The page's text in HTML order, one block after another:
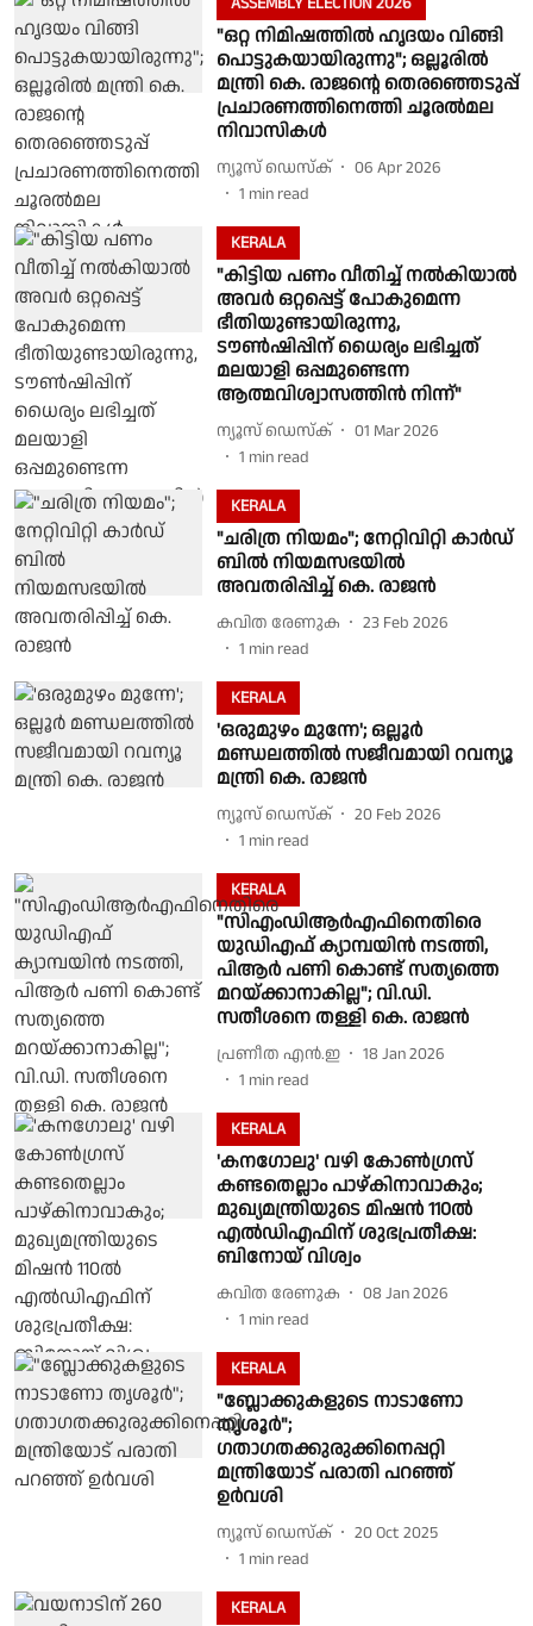
"ഒറ്റ നിമിഷത്തില്‍ ഹൃദയം വിങ്ങി
പൊട്ടുകയായിരുന്നു"; ഒല്ലൂരിൽ
മന്ത്രി കെ. രാജന്റെ തെരഞ്ഞെടുപ്പ്
പ്രചാരണത്തിനെത്തി ചൂരൽമല
നിവാസികൾ
ന്യൂസ് ഡെസ്ക്
06 Apr 2026
1 min read
KERALA
"കിട്ടിയ പണം വീതിച്ച് നൽകിയാൽ
അവർ ഒറ്റപ്പെട്ട് പോകുമെന്ന
ഭീതിയുണ്ടായിരുന്നു,
‍ടൗൺഷിപ്പിന് ധൈര്യം ലഭിച്ചത്
മലയാളി ഒപ്പമുണ്ടെന്ന
ആത്മവിശ്വാസത്തിൻ നിന്ന്"
ന്യൂസ് ഡെസ്ക്
01 Mar 2026
1 min read
KERALA
"ചരിത്ര നിയമം"; നേറ്റിവിറ്റി കാര്‍ഡ്
ബില്‍ നിയമസഭയില്‍
അവതരിപ്പിച്ച് കെ. രാജന്‍
കവിത രേണുക
23 Feb 2026
1 min read
KERALA
'ഒരുമുഴം മുന്നേ'; ഒല്ലൂർ
മണ്ഡലത്തിൽ സജീവമായി റവന്യൂ
മന്ത്രി കെ. രാജൻ
ന്യൂസ് ഡെസ്ക്
20 Feb 2026
1 min read
KERALA
"സിഎംഡിആർഎഫിനെതിരെ
യുഡിഎഫ് ക്യാമ്പയിൻ നടത്തി,
പിആർ പണി കൊണ്ട് സത്യത്തെ
മറയ്ക്കാനാകില്ല"; വി.ഡി.
സതീശനെ തള്ളി കെ. രാജൻ
പ്രണീത എന്‍.ഇ
18 Jan 2026
1 min read
KERALA
'കനഗോലു' വഴി കോണ്‍ഗ്രസ്
കണ്ടതെല്ലാം പാഴ്കിനാവാകും;
മുഖ്യമന്ത്രിയുടെ മിഷന്‍ 110ല്‍
എല്‍ഡിഎഫിന് ശുഭപ്രതീക്ഷ:
ബിനോയ് വിശ്വം
കവിത രേണുക
08 Jan 2026
1 min read
KERALA
"ബ്ലോക്കുകളുടെ നാടാണോ
തൃശൂർ";
ഗതാഗതക്കുരുക്കിനെപ്പറ്റി
മന്ത്രിയോട് പരാതി പറഞ്ഞ്
ഉർവശി
ന്യൂസ് ഡെസ്ക്
20 Oct 2025
1 min read
KERALA